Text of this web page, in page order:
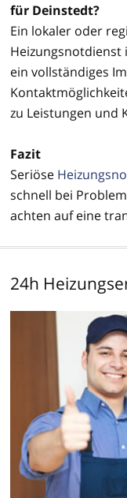
für Deinstedt?
Ein lokaler oder
Heizungsnotdienst
ein vollständiges
zu Leistungen und
Fazit
Seriöse
schnell bei
achten auf eine
24h